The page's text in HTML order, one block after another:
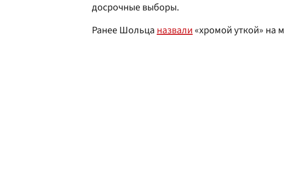
досрочные выборы.
Ранее Шольцаназвали«хромой уткой» на